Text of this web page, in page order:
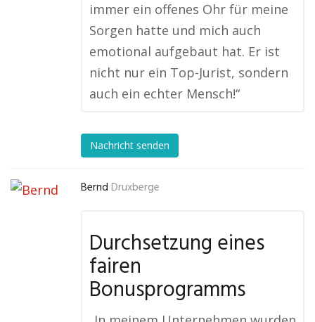
immer ein offenes Ohr für meine
Sorgen hatte und mich auch
emotional aufgebaut hat. Er ist
nicht nur ein Top-Jurist, sondern
auch ein echter Mensch!“
Nachricht senden
Bernd Druxberge
Durchsetzung eines
fairen
Bonusprogramms